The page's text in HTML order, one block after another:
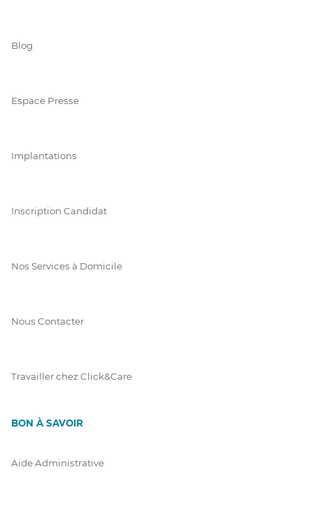
Blog
Espace Presse
Implantations
Inscription Candidat
Nos Services à Domicile
Nous Contacter
Travailler chez Click&Care
BON À SAVOIR
Aide Administrative